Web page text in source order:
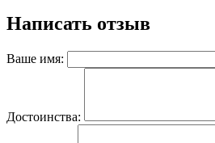
Написать отзыв
Ваше имя:
Достоинства: